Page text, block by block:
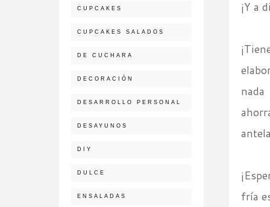
¡Y a
fría
CUPCAKES
CUPCAKES SALADOS
DE CUCHARA
DECORACIÓN
DESARROLLO PERSONAL
DESAYUNOS
DIY
DULCE
ENSALADAS